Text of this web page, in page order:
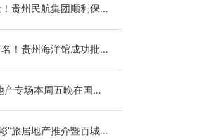
贵州民航集团顺利保障
！贵州海洋馆成功批量
产专场本周五晚在国际
”旅居地产推介暨百城千